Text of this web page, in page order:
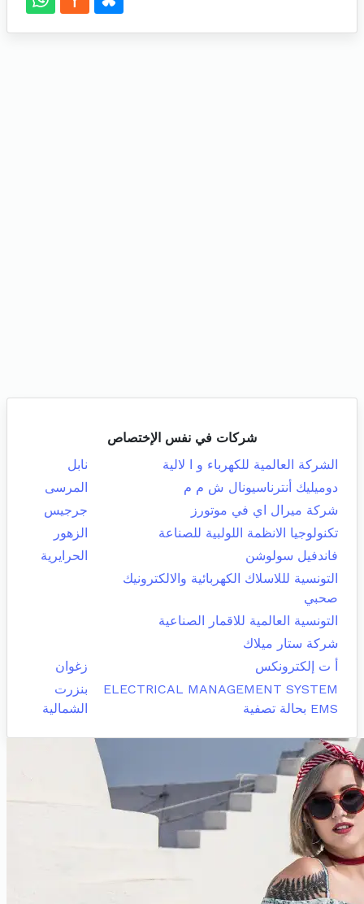
شركات في نفس الإختصاص
الشركة العالمية للكهرباء و ا لالية
نابل
دوميليك أنترناسيونال ش م م
المرسى
شركة ميرال اي في موتورز
جرجيس
تكنولوجيا الانظمة اللولبية للصناعة
الزهور
فاندفيل سولوشن
الحرايرية
التونسية لللاسلاك الكهربائية والالكترونيك
صحبي
التونسية العالمية للاقمار الصناعية
شركة ستار ميلاك
أ ت إلكترونكس
زغوان
ELECTRICAL MANAGEMENT SYSTEM
EMS بحالة تصفية
بنزرت
الشمالية